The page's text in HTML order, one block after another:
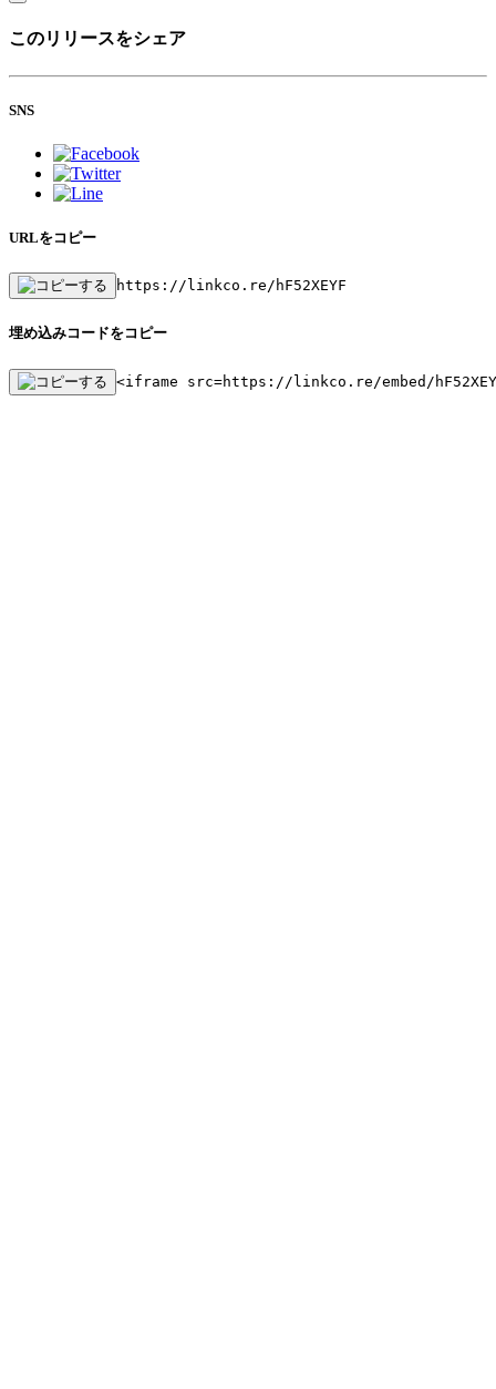
このリリースをシェア
SNS
URLをコピー
https://linkco.re/hF52XEYF
埋め込みコードをコピー
<iframe src=https://linkco.re/embed/